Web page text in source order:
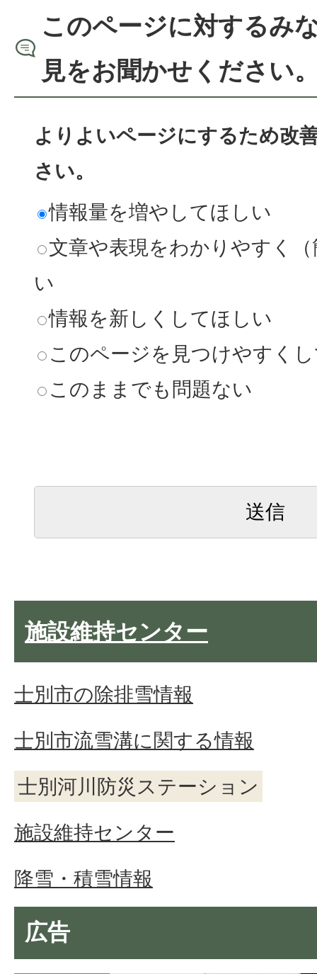
このページに対するみ
見をお聞かせください
よりよいページにするため改
さい。
情報量を増やしてほしい
文章や表現をわかりやすく
い
情報を新しくしてほしい
このページを見つけやすく
このままでも問題ない
施設維持センター
士別市の除排雪情報
士別市流雪溝に関する情報
士別河川防災ステーション
施設維持センター
降雪・積雪情報
広告